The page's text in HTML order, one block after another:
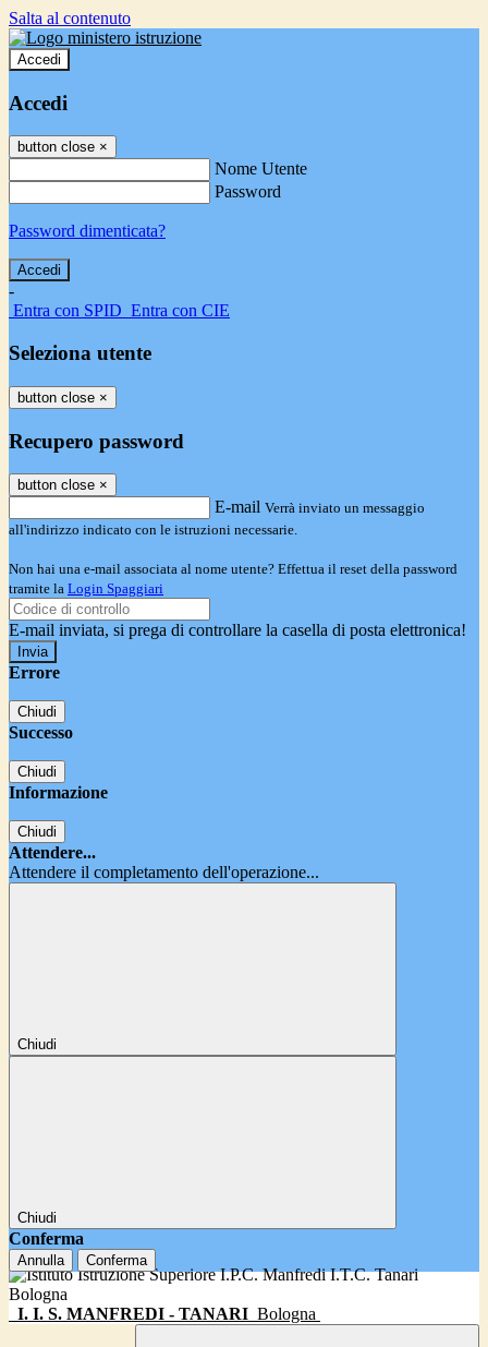
Salta al contenuto
Accedi
Accedi
button close ×
Nome Utente
Password
Password dimenticata?
-
Entra con SPID Entra con CIE
Seleziona utente
button close ×
Recupero password
button close ×
E-mail Verrà inviato un messaggio
all'indirizzo indicato con le istruzioni necessarie.
Non hai una e-mail associata al nome utente? Effettua il reset della password
tramite la Login Spaggiari
E-mail inviata, si prega di controllare la casella di posta elettronica!
Errore
Chiudi
Successo
Chiudi
Informazione
Chiudi
Attendere...
Attendere il completamento dell'operazione...
Chiudi
Chiudi
Conferma
Annulla Conferma
I. I. S. MANFREDI - TANARI Bologna